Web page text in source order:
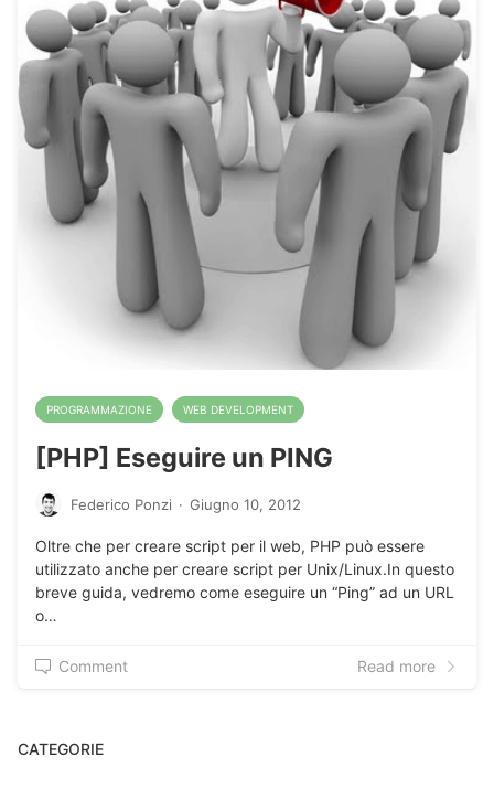
PROGRAMMAZIONE WEB DEVELOPMENT
[PHP] Eseguire un PING
Federico Ponzi · Giugno 10, 2012
Oltre che per creare script per il web, PHP può essere
utilizzato anche per creare script per Unix/Linux.In questo
breve guida, vedremo come eseguire un “Ping” ad un URL
o…
Comment Read more
CATEGORIE